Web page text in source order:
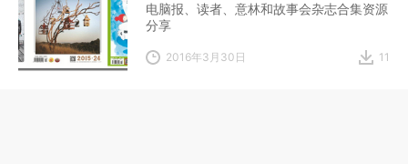
电脑报、读者、意林和故事会杂志合集资源
分享
2016年3月30日 11